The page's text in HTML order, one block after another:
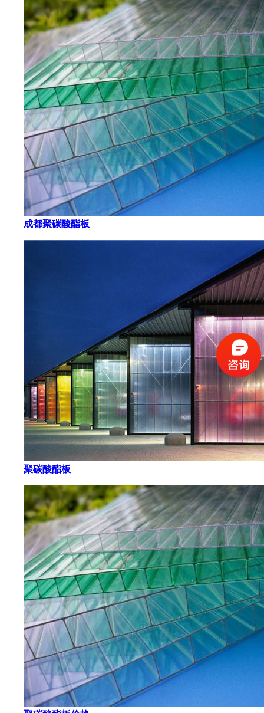
成都聚碳酸酯板
聚碳酸酯板